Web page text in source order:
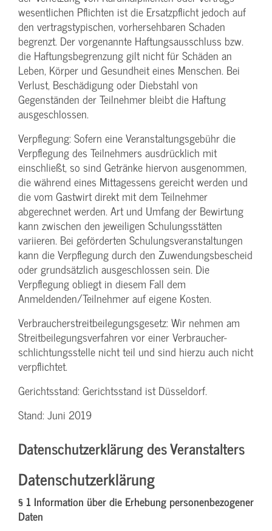
wesentlichen Pflichten ist die Ersatzpflicht jedoch auf
den vertragstypischen, vorhersehbaren Schaden
begrenzt. Der vorgenannte Haftungs­ausschluss bzw.
die Haftungs­begrenzung gilt nicht für Schäden an
Leben, Körper und Gesundheit eines Menschen. Bei
Verlust, Beschädigung oder Diebstahl von
Gegenständen der Teilnehmer bleibt die Haftung
ausgeschlossen.
Verpflegung: Sofern eine Veranstaltungs­gebühr die
Verpflegung des Teilnehmers ausdrücklich mit
einschließt, so sind Getränke hiervon ausgenommen,
die während eines Mittagessens gereicht werden und
die vom Gastwirt direkt mit dem Teilnehmer
abgerechnet werden. Art und Umfang der Bewirtung
kann zwischen den jeweiligen Schulungsstätten
variieren. Bei geförderten Schulungs­veranstaltungen
kann die Verpflegung durch den Zuwendungs­bescheid
oder grundsätzlich ausgeschlossen sein. Die
Verpflegung obliegt in diesem Fall dem
Anmeldenden/­Teilnehmer auf eigene Kosten.
Verbraucher­streitbeilegungs­gesetz: Wir nehmen am
Streit­beilegungs­verfahren vor einer Verbraucher­
schlichtungs­stelle nicht teil und sind hierzu auch nicht
verpflichtet.
Gerichtsstand: Gerichtsstand ist Düsseldorf.
Stand: Juni 2019
Datenschutzerklärung des Veranstalters
Datenschutzerklärung
§ 1 Information über die Erhebung personenbezogener
Daten